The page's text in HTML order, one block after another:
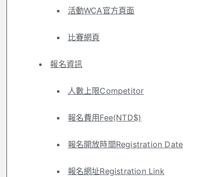
活動WCA官方頁面
比賽網頁
報名資訊
人數上限Competitor
報名費用Fee(NTD$)
報名開放時間Registration Date
報名網址Registration Link